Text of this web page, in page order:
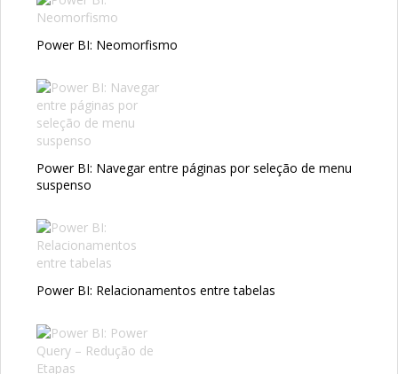
Power BI: Neomorfismo
Power BI: Navegar entre páginas por seleção de menu
suspenso
Power BI: Relacionamentos entre tabelas